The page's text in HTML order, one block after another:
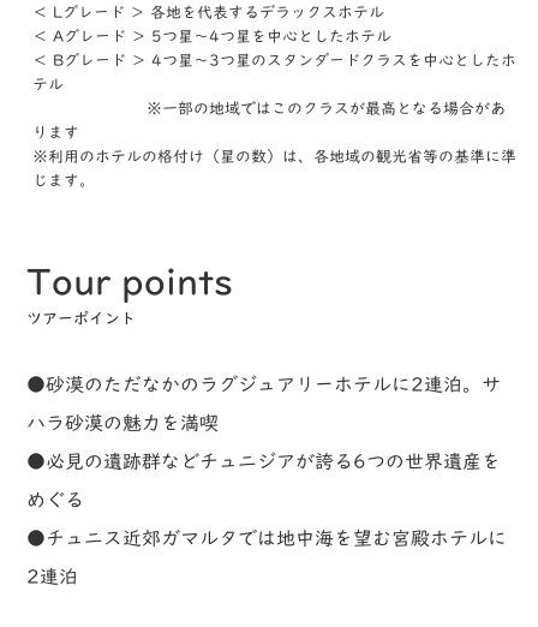
＜ Lグレード ＞ 各地を代表するデラックスホテル
＜ Aグレード ＞ 5つ星～4つ星を中心としたホテル
＜ Bグレード ＞ 4つ星～3つ星のスタンダードクラスを中心としたホ
テル
※一部の地域ではこのクラスが最高となる場合があ
ります
※利用のホテルの格付け（星の数）は、各地域の観光省等の基準に準
じます。
Tour points
ツアーポイント
●砂漠のただなかのラグジュアリーホテルに2連泊。サ
ハラ砂漠の魅力を満喫
●必見の遺跡群などチュニジアが誇る6つの世界遺産を
めぐる
●チュニス近郊ガマルタでは地中海を望む宮殿ホテルに
2連泊